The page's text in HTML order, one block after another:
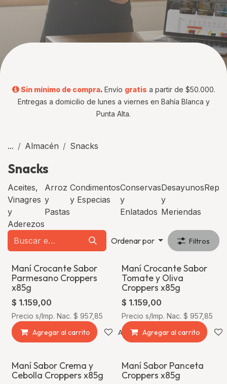
Sin mínimo de compra. Envío gratis a partir de $50.000.
Entregas a domicilio de lunes a viernes en Bahía Blanca y
Punta Alta.
... Almacén Snacks
Snacks
Aceites,
Vinagres
y
Aderezos
Arroz
y
Pastas
Condimentos
y Especias
Conservas
y
Enlatados
Desayunos
y
Meriendas
Ordenar por Filtros
Maní Crocante Sabor
Parmesano Croppers
x85g
$ 1.159,00
Precio s/Imp. Nac. $ 957,85
Agregar al carrito Agregar a la lista de deseos
Maní Crocante Sabor
Tomate y Oliva
Croppers x85g
$ 1.159,00
Precio s/Imp. Nac. $ 957,85
Agregar al carrito
¡Oferta!
Maní Sabor Crema y
Cebolla Croppers x85g
¡Oferta!
Maní Sabor Panceta
Croppers x85g